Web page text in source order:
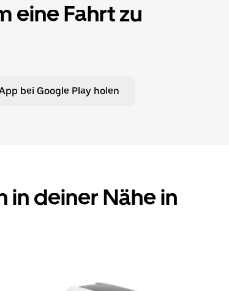
eine Fahrt zu
bei Google Play holen
in deiner Nähe in